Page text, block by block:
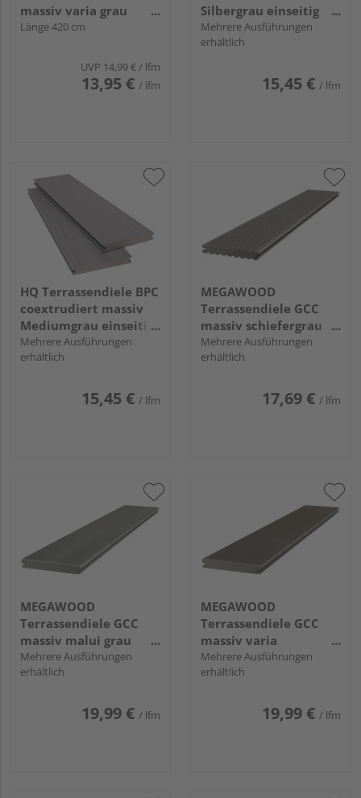
massiv varia grau
einseitig genutet,
längsseitige Nut,
CLASSIC varia - 21 x
Länge 420 cm
UVP 14,99 € / lfm
13,95 € / lfm
Silbergrau einseitig
Holzstruktur, einseitig
individuell
längsseitige Nut,
AreaPico - 20 x 140
Mehrere Ausführungen
erhältlich
15,45 € / lfm
HQ Terrassendiele BPC
coextrudiert massiv
Mediumgrau einseitig
Holzstruktur, einseitig
individuell
längsseitige Nut,
AreaPico - 20 x 140
Mehrere Ausführungen
erhältlich
15,45 € / lfm
MEGAWOOD
Terrassendiele GCC
massiv schiefergrau
einseitig genutet,
einseitig geriffelt,
CLASSIC - 21 x 145 mm
Mehrere Ausführungen
erhältlich
17,69 € / lfm
MEGAWOOD
Terrassendiele GCC
massiv malui grau
einseitig glatt,
längsseitige Nut,
Mehrere Ausführungen
erhältlich
19,99 € / lfm
MEGAWOOD
Terrassendiele GCC
massiv varia
schokoschwarz
einseitig glatt,
SIGNUM - 21 x 145 mm
Mehrere Ausführungen
erhältlich
19,99 € / lfm